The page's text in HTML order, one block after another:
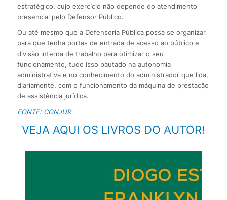
estratégico, cujo exercício não depende do atendimento
presencial pelo Defensor Público.
Ou até mesmo que a Defensoria Pública possa se organizar
para que tenha portas de entrada de acesso ao público e
divisão interna de trabalho para otimizar o seu
funcionamento, tudo isso pautado na autonomia
administrativa e no conhecimento do administrador que lida,
diariamente, com o funcionamento da máquina de prestação
de assistência jurídica.
FONTE: CONJUR
VEJA AQUI OS LIVROS DO AUTOR!